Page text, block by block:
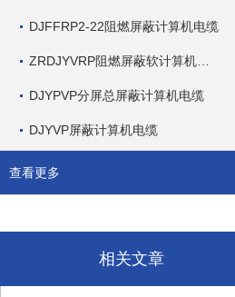
DJFFRP2-22阻燃屏蔽计算机电缆
DJYPVP分屏总屏蔽计算机电缆
DJYVP屏蔽计算机电缆
查看更多
相关文章